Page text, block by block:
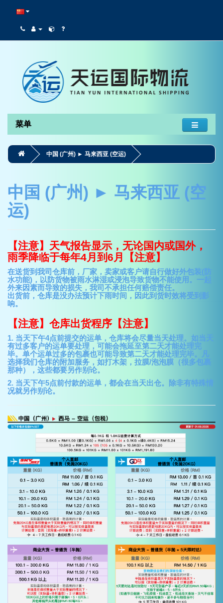
菜单
中国 (广州) ► 马来西亚 (空运)
中国 (广州) ► 马来西亚 (空
运)
【注意】天气报告显示，无论国内或国外，
雨季降临于每年4月到6月【注意】
在送货到我司仓库前，厂家，卖家或客户请自行做好外包装(防
水功能)，以防货物被雨水淋湿或浸泡导致货物不能使用。一起
外来因素而导致的损失，我司不承担任何赔偿责任。
出货前，仓库是没办法预计下雨时间，因此到货时效将受到影
响。
【注意】仓库出货程序【注意】
1. 当天下午4点前提交的运单，仓库将会尽量当天处理。如当天
有过多客户的运单要处理，可能会拖延至第二天才能处理完
毕。单个运单过多的包裹也可能导致第二天才能处理完毕。凡
选择我们仓库的附加服务，如打木架，拉膜/泡泡膜（很多包裹
那种），这些都要另作别论。
2. 当天下午5点前付款的运单，都会在当天出仓。除非有特殊情
况就另作别论。